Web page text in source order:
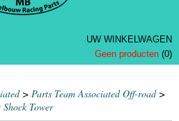
UW WINKELWAGEN
Geen producten (0)
> Parts Team Associated Off-road>
Tower